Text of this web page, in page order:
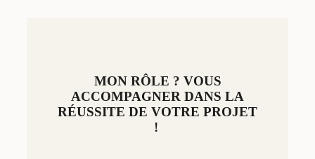
MON RÔLE ? VOUS
ACCOMPAGNER DANS LA
RÉUSSITE DE VOTRE PROJET
!